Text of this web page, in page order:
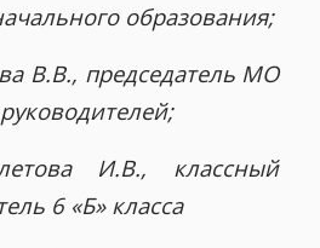
образования;
В.В., председатель МО
И.В., классный
6 «Б» класса